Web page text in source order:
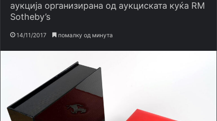
аукција организирана од аукциската куќа RM
Sotheby’s
14/11/2017 помалку од минута